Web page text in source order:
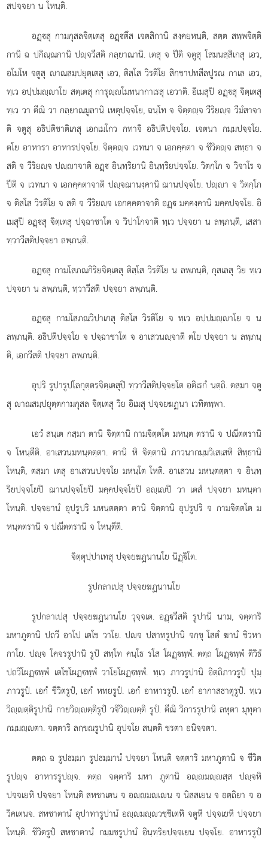
สปจฺจยา น โหนฺติ.
อฏฺสุ กามกุสลจิตฺเตสุ อฏฺตึส เจตสิกานิ สงฺคยฺหนฺติ, สตฺต สพฺพจิตฺติ
กานิ ฉ ปกิณฺณกานิ ปฺจวีสติ กลฺยาณานิ. เตสุ จ ปีติ จตูสุ โสมนสฺสิเกสุ เอว,
อโมโห จตูสุ าณสมฺปยุตฺเตสุ เอว, ติสฺโส วิรติโย สิกฺขาปทสีลปูรณ กาเล เอว,
ทฺเว อปฺปมฺาโย สตฺเตสุ การุฺโมทนากาเรสุ เอวาติ. อิเมสุปิ อฏฺสุ จิตฺเตสุ
ทฺเว วา ตีณิ วา กลฺยาณมูลานิ เหตุปจฺจโย, ฉนฺโท จ จิตฺตฺจ วีริยฺจ วีมํสาจา
ติ จตูสุ อธิปติชาติเกสุ เอกเมโกว กทาจิ อธิปติปจฺจโย. เจตนา กมฺมปจฺจโย.
ตโย อาหารา อาหารปจฺจโย. จิตฺตฺจ เวทนา จ เอกคฺคตา จ ชีวิตฺจ สทฺธา จ
สติ จ วีริยฺจ ปฺาจาติ อฏฺ อินฺทฺริยานิ อินฺทฺริยปจฺจโย. วิตกฺโก จ วิจาโร จ
ปีติ จ เวทนา จ เอกคฺคตาจาติ ปฺจฌานงฺคานิ ฌานปจฺจโย. ปฺา จ วิตกฺโก
จ ติสฺโส วิรติโย จ สติ จ วีริยฺจ เอกคฺคตาจาติ อฏฺ มคฺคงฺคานิ มคฺคปจฺจโย. อิ
เมสุปิ อฏฺสุ จิตฺเตสุ ปจฺฉาชาโต จ วิปาโกจาติ ทฺเว ปจฺจยา น ลพฺภนฺติ, เสสา
ทฺวาวีสติปจฺจยา ลพฺภนฺติ.
อฏฺสุ กามโสภณกิริยจิตฺเตสุ ติสฺโส วิรติโย น ลพฺภนฺติ, กุสเลสุ วิย ทฺเว
ปจฺจยา น ลพฺภนฺติ, ทฺวาวีสติ ปจฺจยา ลพฺภนฺติ.
อฏฺสุ กามโสภณวิปาเกสุ ติสฺโส วิรติโย จ ทฺเว อปฺปมฺาโย จ น
ลพฺภนฺติ. อธิปติปจฺจโย จ ปจฺฉาชาโต จ อาเสวนฺจาติ ตโย ปจฺจยา น ลพฺภนฺ
ติ, เอกวีสติ ปจฺจยา ลพฺภนฺติ.
อุปริ รูปารูปโลกุตฺตรจิตฺเตสุปิ ทฺวาวีสติปจฺจยโต อติเรกํ นตฺถิ. ตสฺมา จตู
สุ าณสมฺปยุตฺตกามกุสล จิตฺเตสุ วิย อิเมสุ ปจฺจยฆฏนา เวทิตพฺพา.
เอวํ สนฺเต กสฺมา ตานิ จิตฺตานิ กามจิตฺตโต มหนฺต ตรานิ จ ปณีตตรานิ
จ โหนฺตีติ. อาเสวนมหนฺตตฺตา. ตานิ หิ จิตฺตานิ ภาวนากมฺมวิเสเสหิ สิทฺธานิ
โหนฺติ, ตสฺมา เตสุ อาเสวนปจฺจโย มหนฺโต โหติ. อาเสวน มหนฺตตฺตา จ อินฺทฺ
ริยปจฺจโยปิ ฌานปจฺจโยปิ มคฺคปจฺจโยปิ อฺเปิ วา เตสํ ปจฺจยา มหนฺตา
โหนฺติ. ปจฺจยานํ อุปรูปริ มหนฺตตฺตา ตานิ จิตฺตานิ อุปรูปริ จ กามจิตฺตโต ม
หนฺตตรานิ จ ปณีตตรานิ จ โหนฺตีติ.
จิตฺตุปฺปาเทสุ ปจฺจยฆฏนานโย นิฏฺิโต.
รูปกลาเปสุ ปจฺจยฆฏนานโย
รูปกลาเปสุ ปจฺจยฆฏนานโย วุจฺจเต. อฏฺวีสติ รูปานิ นาม, จตฺตาริ
มหาภูตานิ ปถวี อาโป เตโช วาโย. ปฺจ ปสาทรูปานิ จกฺขุ โสตํ ฆานํ ชิวฺหา
กาโย. ปฺจ โคจรรูปานิ รูปํ สทฺโท คนฺโธ รโส โผฏฺพฺพํ. ตตฺถ โผฏฺพฺพํ ติวิธํ
ปถวีโผฏฺพฺพํ เตโชโผฏฺพฺพํ วาโยโผฏฺพฺพํ. ทฺเว ภาวรูปานิ อิตฺถิภาวรูปํ ปุมฺ
ภาวรูปํ. เอกํ ชีวิตรูปํ, เอกํ หทยรูปํ. เอกํ อาหารรูปํ. เอกํ อากาสธาตุรูปํ. ทฺเว
วิฺตฺติรูปานิ กายวิฺตฺติรูปํ วจีวิฺตฺติ รูปํ. ตีณิ วิการรูปานิ ลหุตา มุทุตา
กมฺมฺตา. จตฺตาริ ลกฺขณรูปานิ อุปจโย สนฺตติ ชรตา อนิจฺจตา.
ตตฺถ ฉ รูปธมฺมา รูปธมฺมานํ ปจฺจยา โหนฺติ จตฺตาริ มหาภูตานิ จ ชีวิต
รูปฺจ อาหารรูปฺจ. ตตฺถ จตฺตาริ มหา ภูตานิ อฺมฺสฺส ปฺจหิ
ปจฺจเยหิ ปจฺจยา โหนฺติ สหชาเตน จ อฺมฺเน จ นิสฺสเยน จ อตฺถิยา จ อ
วิคเตนจ. สหชาตานํ อุปาทารูปานํ อฺมฺวชฺชิเตหิ จตูหิ ปจฺจเยหิ ปจฺจยา
โหนฺติ. ชีวิตรูปํ สหชาตานํ กมฺมชรูปานํ อินฺทฺริยปจฺจเยน ปจฺจโย. อาหารรูปํ